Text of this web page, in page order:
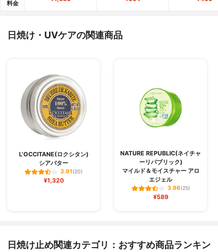
料金
日焼け・UVケアの関連商品
L'OCCITANE(ロクシタン)
シアバター
3.91(20)
¥1,320
NATURE REPUBLIC(ネイチャ
ーリパブリック)
マイルド＆モイスチャー アロ
エジェル
3.96(25)
¥589
日焼け止め関連カテゴリ：おすすめ商品ランキン